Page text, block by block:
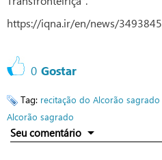
https://iqna.ir/en/news/3493845
0 Gostar
Tag: recitação do Alcorão sagrado
Alcorão sagrado
Seu comentário